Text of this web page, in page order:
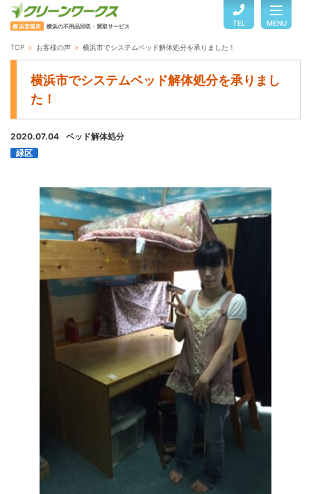
横浜営業所 横浜の不用品回収・買取サービス TEL MENU
TOP
回収品目・料金
よくある質問
お客様の声
お問い合わせ
会社概要
キャンペーン
WEB割引券プレゼント！
TOP お客様の声 横浜市でシステムベッド解体処分を承りました！
横浜市でシステムベッド解体処分を承りまし
た！
2020.07.04
ベッド解体処分
緑区